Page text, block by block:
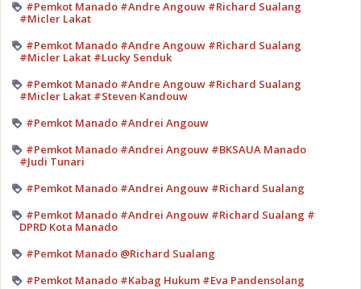
#Pemkot Manado #Andre Angouw #Richard Sualang
#Micler Lakat
#Pemkot Manado #Andre Angouw #Richard Sualang
#Micler Lakat #Lucky Senduk
#Pemkot Manado #Andre Angouw #Richard Sualang
#Micler Lakat #Steven Kandouw
#Pemkot Manado #Andrei Angouw
#Pemkot Manado #Andrei Angouw #BKSAUA Manado
#Judi Tunari
#Pemkot Manado #Andrei Angouw #Richard Sualang
#Pemkot Manado #Andrei Angouw #Richard Sualang #
DPRD Kota Manado
#Pemkot Manado @Richard Sualang
#Pemkot Manado #Kabag Hukum #Eva Pandensolang